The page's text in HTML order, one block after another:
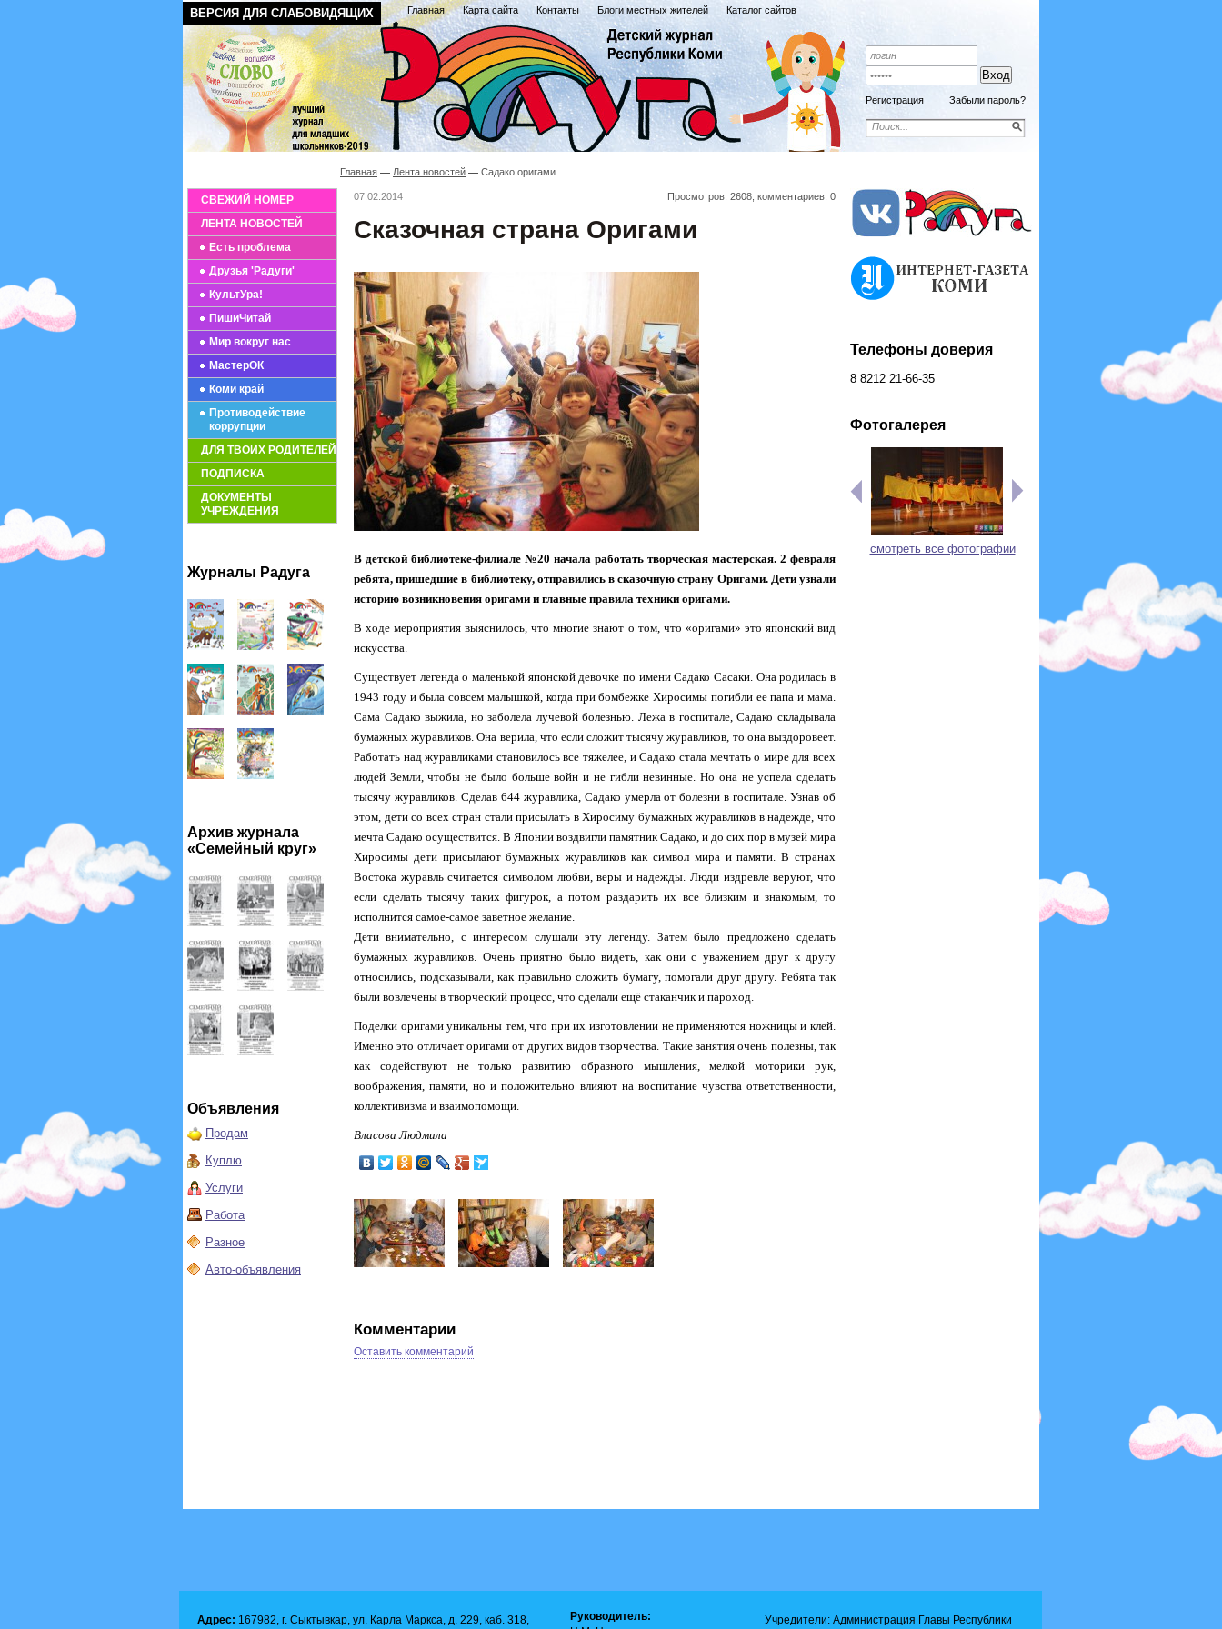
ВЕРСИЯ ДЛЯ СЛАБОВИДЯЩИХ Главная Карта сайта Контакты Блоги местных жителей Каталог сайтов
Регистрация Забыли пароль?
СВЕЖИЙ НОМЕР
ЛЕНТА НОВОСТЕЙ
Есть проблема
Друзья 'Радуги'
КультУра!
ПишиЧитай
Мир вокруг нас
МастерОК
Коми край
Противодействие
коррупции
ДЛЯ ТВОИХ РОДИТЕЛЕЙ
ПОДПИСКА
ДОКУМЕНТЫ
УЧРЕЖДЕНИЯ
Журналы Радуга
Архив журнала
«Семейный круг»
Объявления
Продам
Куплю
Услуги
Работа
Разное
Авто-объявления
Главная Лента новостей Садако оригами
07.02.2014 Просмотров: 2608, комментариев: 0
Сказочная страна Оригами
В детской библиотеке-филиале №20 начала работать творческая мастерская. 2 февраля
ребята, пришедшие в библиотеку, отправились в сказочную страну Оригами. Дети узнали
историю возникновения оригами и главные правила техники оригами.
В ходе мероприятия выяснилось, что многие знают о том, что «оригами» это японский вид
искусства.
Существует легенда о маленькой японской девочке по имени Садако Сасаки. Она родилась в
1943 году и была совсем малышкой, когда при бомбежке Хиросимы погибли ее папа и мама.
Сама Садако выжила, но заболела лучевой болезнью. Лежа в госпитале, Садако складывала
бумажных журавликов. Она верила, что если сложит тысячу журавликов, то она выздоровеет.
Работать над журавликами становилось все тяжелее, и Садако стала мечтать о мире для всех
людей Земли, чтобы не было больше войн и не гибли невинные. Но она не успела сделать
тысячу журавликов. Сделав 644 журавлика, Садако умерла от болезни в госпитале. Узнав об
этом, дети со всех стран стали присылать в Хиросиму бумажных журавликов в надежде, что
мечта Садако осуществится. В Японии воздвигли памятник Садако, и до сих пор в музей мира
Хиросимы дети присылают бумажных журавликов как символ мира и памяти. В странах
Востока журавль считается символом любви, веры и надежды. Люди издревле веруют, что
если сделать тысячу таких фигурок, а потом раздарить их все близким и знакомым, то
исполнится самое-самое заветное желание.
Дети внимательно, с интересом слушали эту легенду. Затем было предложено сделать
бумажных журавликов. Очень приятно было видеть, как они с уважением друг к другу
относились, подсказывали, как правильно сложить бумагу, помогали друг другу. Ребята так
были вовлечены в творческий процесс, что сделали ещё стаканчик и пароход.
Поделки оригами уникальны тем, что при их изготовлении не применяются ножницы и клей.
Именно это отличает оригами от других видов творчества. Такие занятия очень полезны, так
как содействуют не только развитию образного мышления, мелкой моторики рук,
воображения, памяти, но и положительно влияют на воспитание чувства ответственности,
коллективизма и взаимопомощи.
Власова Людмила
Комментарии
Оставить комментарий
Телефоны доверия
8 8212 21-66-35
Фотогалерея
смотреть все фотографии
Адрес: 167982, г. Сыктывкар, ул. Карла Маркса, д. 229, каб. 318,
Руководитель:
Учредители: Администрация Главы Республики